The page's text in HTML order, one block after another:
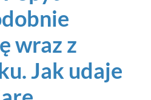
wraz z
Jak udaje